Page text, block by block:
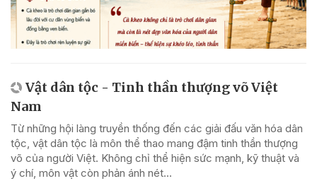
Vật dân tộc - Tinh thần thượng võ Việt
Nam
Từ những hội làng truyền thống đến các giải đấu văn hóa dân
tộc, vật dân tộc là môn thể thao mang đậm tinh thần thượng
võ của người Việt. Không chỉ thể hiện sức mạnh, kỹ thuật và
ý chí, môn vật còn phản ánh nét...